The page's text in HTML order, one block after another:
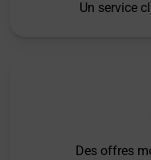
Un service
Des offres